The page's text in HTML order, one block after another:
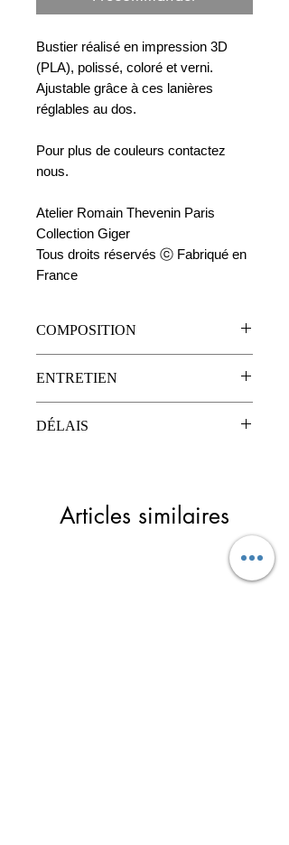
Bustier réalisé en impression 3D
(PLA), polissé, coloré et verni.
Ajustable grâce à ces lanières
réglables au dos.
Pour plus de couleurs contactez
nous.
Atelier Romain Thevenin Paris
Collection Giger
Tous droits réservés ⓒ Fabriqué en
France
COMPOSITION
• PLA
• Rivets et fermoir en acier
ENTRETIEN
DÉLAIS
Délais d’envoi par colis en France : 2
à 3 jours
Articles similaires